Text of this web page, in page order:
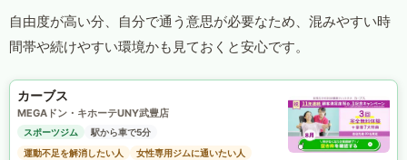
自由度が高い分、自分で通う意思が必要なため、混みやすい時
間帯や続けやすい環境かも見ておくと安心です。
カーブス
MEGAドン・キホーテUNY武豊店
スポーツジム
駅から車で5分
運動不足を解消したい人
女性専用ジムに通いたい人